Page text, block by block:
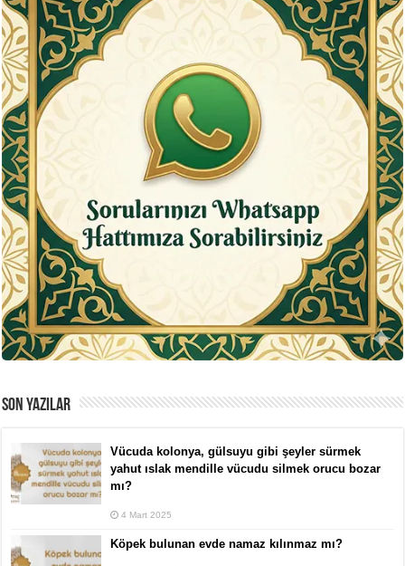
SON YAZILAR
Vücuda kolonya, gülsuyu gibi şeyler sürmek
yahut ıslak mendille vücudu silmek orucu bozar
mı?
4 Mart 2025
Köpek bulunan evde namaz kılınmaz mı?